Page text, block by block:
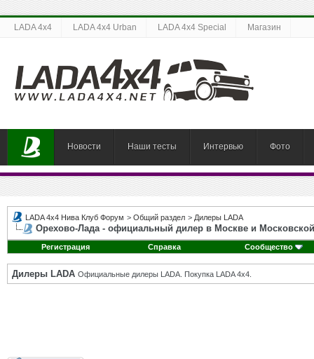
LADA 4x4 LADA 4x4 Urban LADA 4x4 Special Магазин
Новости Наши тесты Интервью Фото
LADA 4x4 Нива Клуб Форум > Общий раздел > Дилеры LADA
Орехово-Лада - официальный дилер в Москве и
Регистрация Справка Сообщество
Дилеры LADA Официальные дилеры LADA. Покупка LADA 4x4.